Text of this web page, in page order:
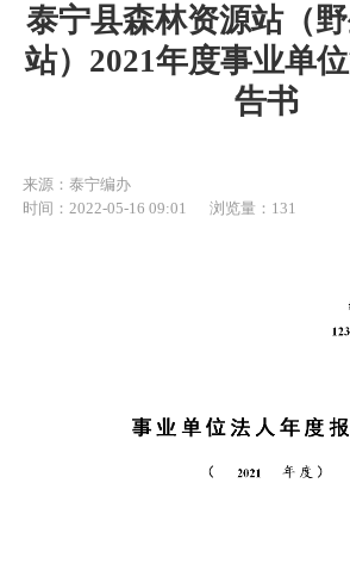
泰宁县森林资源站（
站）2021年度事业单
告书
来源：泰宁编办
时间：2022-05-16 09:01
浏览量：131